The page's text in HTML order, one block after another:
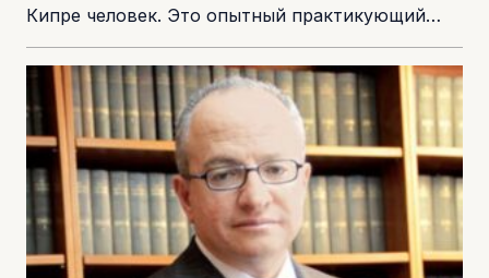
Кипре человек. Это опытный практикующий
юрист, который свободно говорит на
нескольких языках и досконально...